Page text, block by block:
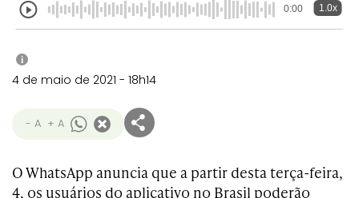
0:00 1.0x
i
4 de maio de 2021 - 18h14
- A + A
O WhatsApp anuncia que a partir desta terça-feira,
4, os usuários do aplicativo no Brasil poderão